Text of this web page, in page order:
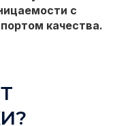
с
качества.